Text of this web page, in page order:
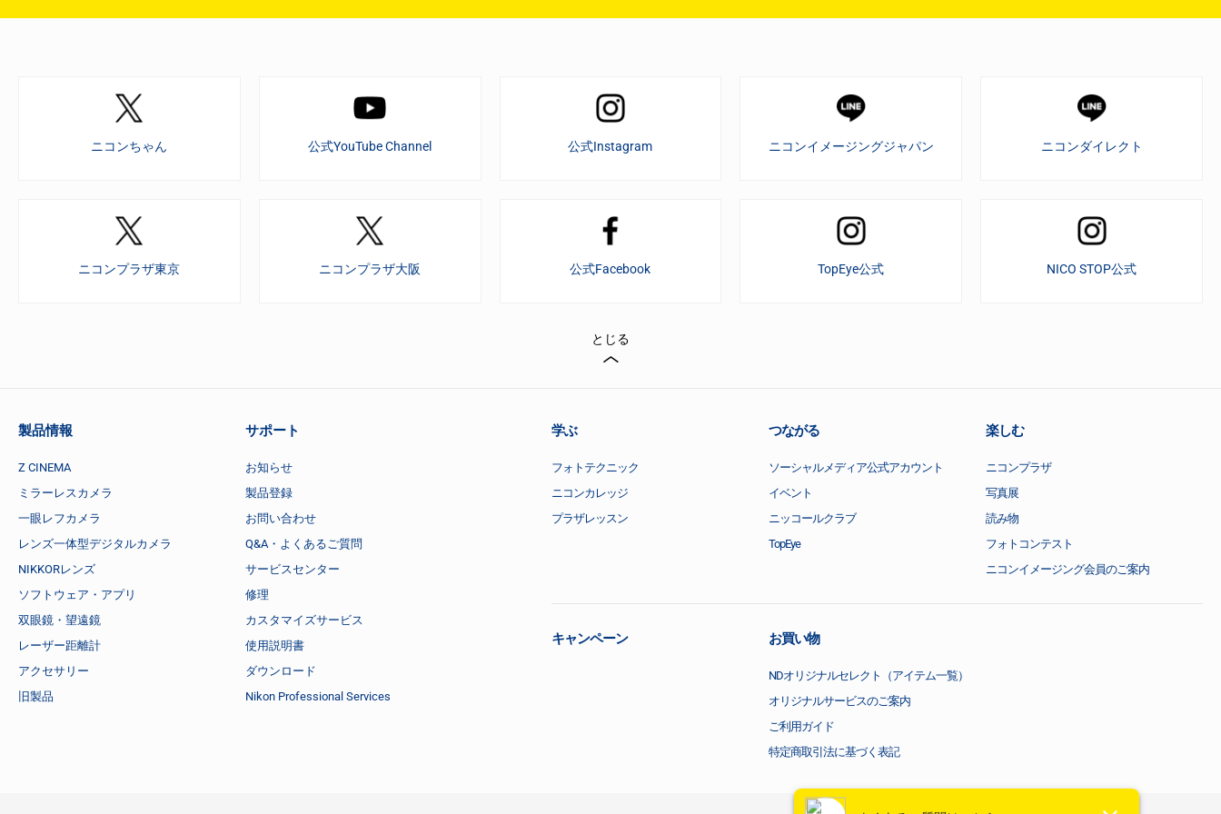
ニコンちゃん 公式YouTube Channel 公式Instagram ニコンイメージングジャパン ニコンダイレクト
ニコンプラザ東京 ニコンプラザ大阪 公式Facebook TopEye公式 NICO STOP公式
とじる
製品情報
Z CINEMA
ミラーレスカメラ
一眼レフカメラ
レンズ一体型デジタルカメラ
NIKKORレンズ
ソフトウェア・アプリ
双眼鏡・望遠鏡
レーザー距離計
アクセサリー
旧製品
サポート
お知らせ
製品登録
お問い合わせ
Q&A・よくあるご質問
サービスセンター
修理
カスタマイズサービス
使用説明書
ダウンロード
Nikon Professional Services
学ぶ
フォトテクニック
ニコンカレッジ
プラザレッスン
つながる
ソーシャルメディア公式アカウント
イベント
ニッコールクラブ
TopEye
楽しむ
ニコンプラザ
写真展
読み物
フォトコンテスト
ニコンイメージング会員のご案内
キャンペーン お買い物
NDオリジナルセレクト（アイテム一覧）
オリジナルサービスのご案内
ご利用ガイド
特定商取引法に基づく表記